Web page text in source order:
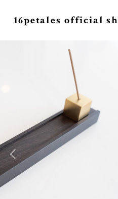
16petales official